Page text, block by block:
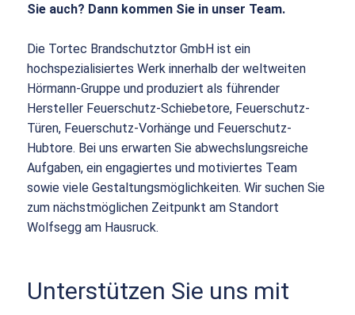
Sie auch? Dann kommen Sie in unser Team.
Die Tortec Brandschutztor GmbH ist ein
hochspezialisiertes Werk innerhalb der weltweiten
Hörmann-Gruppe und produziert als führender
Hersteller Feuerschutz-Schiebetore, Feuerschutz-
Türen, Feuerschutz-Vorhänge und Feuerschutz-
Hubtore. Bei uns erwarten Sie abwechslungsreiche
Aufgaben, ein engagiertes und motiviertes Team
sowie viele Gestaltungsmöglichkeiten. Wir suchen Sie
zum nächstmöglichen Zeitpunkt am Standort
Wolfsegg am Hausruck.
Unterstützen Sie uns mit